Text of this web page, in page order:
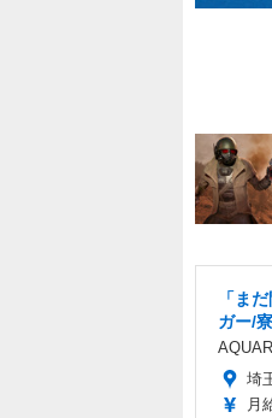
「ま
ガー/
埼
月